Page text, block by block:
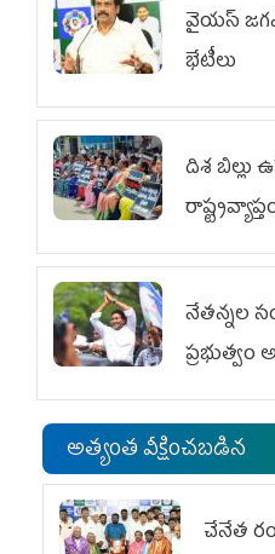
వైయ‌స్
భేటీలు
దిశ బిల్లు
విభాగం
నేతన్నల
అత్యంత వీక్షించబడిన
చేనేత